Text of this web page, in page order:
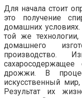
Для начала стоит
это получение
домашних
той же
домашнего
производство.
дрожжи. В
искусственный
Результат их